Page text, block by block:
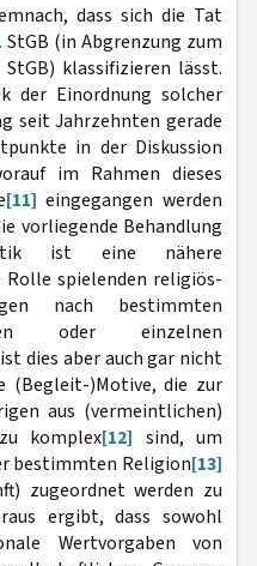
dass sich die Tat
StGB (in Abgrenzung zum
klassifizieren lässt.
der Einordnung solcher
seit Jahrzehnten gerade
in der Diskussion
im Rahmen dieses
[11] eingegangen werden
vorliegende Behandlung
ist eine nähere
Rolle spielenden religiös-
nach bestimmten
oder einzelnen
dies aber auch gar nicht
(Begleit-)Motive, die zur
aus (vermeintlichen)
komplex[12] sind, um
bestimmten Religion[13]
zugeordnet werden zu
ergibt, dass sowohl
Wertvorgaben von